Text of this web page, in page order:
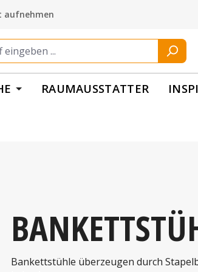
aufnehmen
RAUMAUSSTATTER
Bankettstühle überzeugen durch